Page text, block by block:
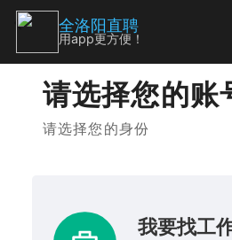
请选择您的账
请选择您的身份
我要找工
全洛阳直聘
用app更方便！